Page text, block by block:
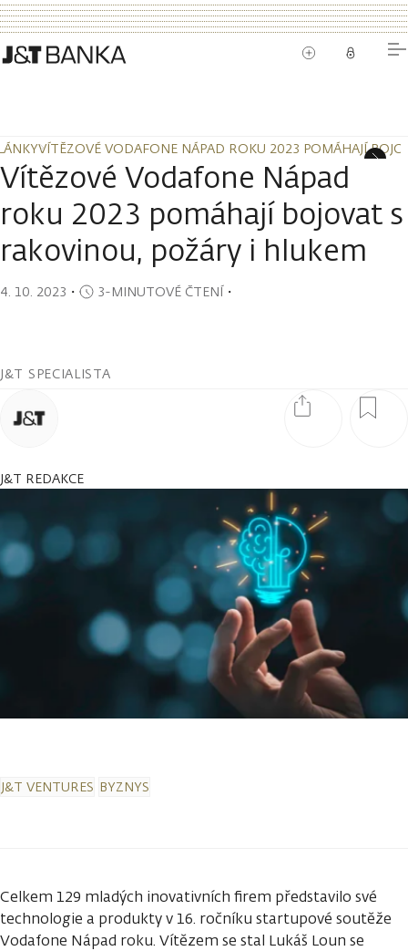
VÍTĚZOVÉ VODAFONE NÁPAD ROKU 2023 POMÁHAJÍ
Vítězové Vodafone Nápad
roku 2023 pomáhají bojovat s
rakovinou, požáry i hlukem
4. 10. 2023 ・ 3-MINUTOVÉ ČTENÍ・
J&T SPECIALISTA
J&T REDAKCE
J&T VENTURES BYZNYS
Celkem 129 mladých inovativních firem představilo své
technologie a produkty v 16. ročníku startupové soutěže
Vodafone Nápad roku. Vítězem se stal Lukáš Loun se